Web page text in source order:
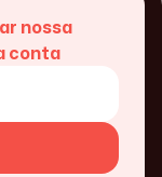
nossa
conta